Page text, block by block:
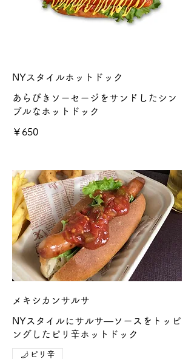
NYスタイルホットドック
あらびきソーセージをサンドしたシン
プルなホットドック
￥650
メキシカンサルサ
NYスタイルにサルサ―ソースをトッピ
ングしたピリ辛ホットドック
ピリ辛